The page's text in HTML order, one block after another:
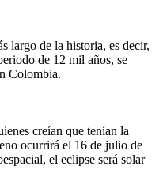
largo de la historia, es decir,
de 12 mil años, se
Colombia.
creían que tenían la
ocurrirá el 16 de julio de
el eclipse será solar